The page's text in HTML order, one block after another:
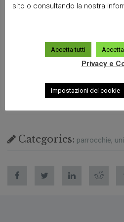
Categories: parrocchie
sito o consultando la nostra
Accetta tutti Accetta
Privacy e
Impostazioni dei cookie